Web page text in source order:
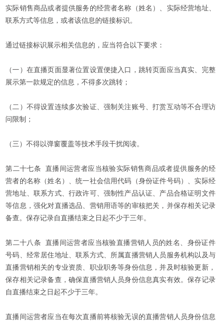
实际销售商品或者提供服务的经营者名称（姓名）、实际经营地址、
联系方式等信息，或者该信息的链接标识。
通过链接标识展示相关信息的，应当符合以下要求：
（一）在直播页面显著位置设置便捷入口，跳转页面应当真实、完整
展示第一款规定的信息，不得多次跳转；
（二）不得设置连续多次验证、强制关注账号、打赏互动等不合理访
问限制；
（三）不得以弹窗覆盖等技术手段干扰阅读。
第二十七条 直播间运营者应当核验实际销售商品或者提供服务的经
营者的名称（姓名）、统一社会信用代码（身份证件号码）、实际经
营地址、联系方式、行政许可、强制性产品认证、产品合格证明文件
等信息，强化对直播选品、营销用语等的审核把关，并保存相关记录
备查。保存记录自直播结束之日起不少于三年。
第二十八条 直播间运营者应当核验直播营销人员的姓名、身份证件
号码、经常居住地址、联系方式、所属直播营销人员服务机构以及与
直播营销相关的专业资质、职业职务等身份信息，并及时核验更新，
保存相关记录备查，确保直播营销人员身份信息真实有效。保存记录
自直播结束之日起不少于三年。
直播间运营者应当在每次直播前将核验无误的直播营销人员身份信息